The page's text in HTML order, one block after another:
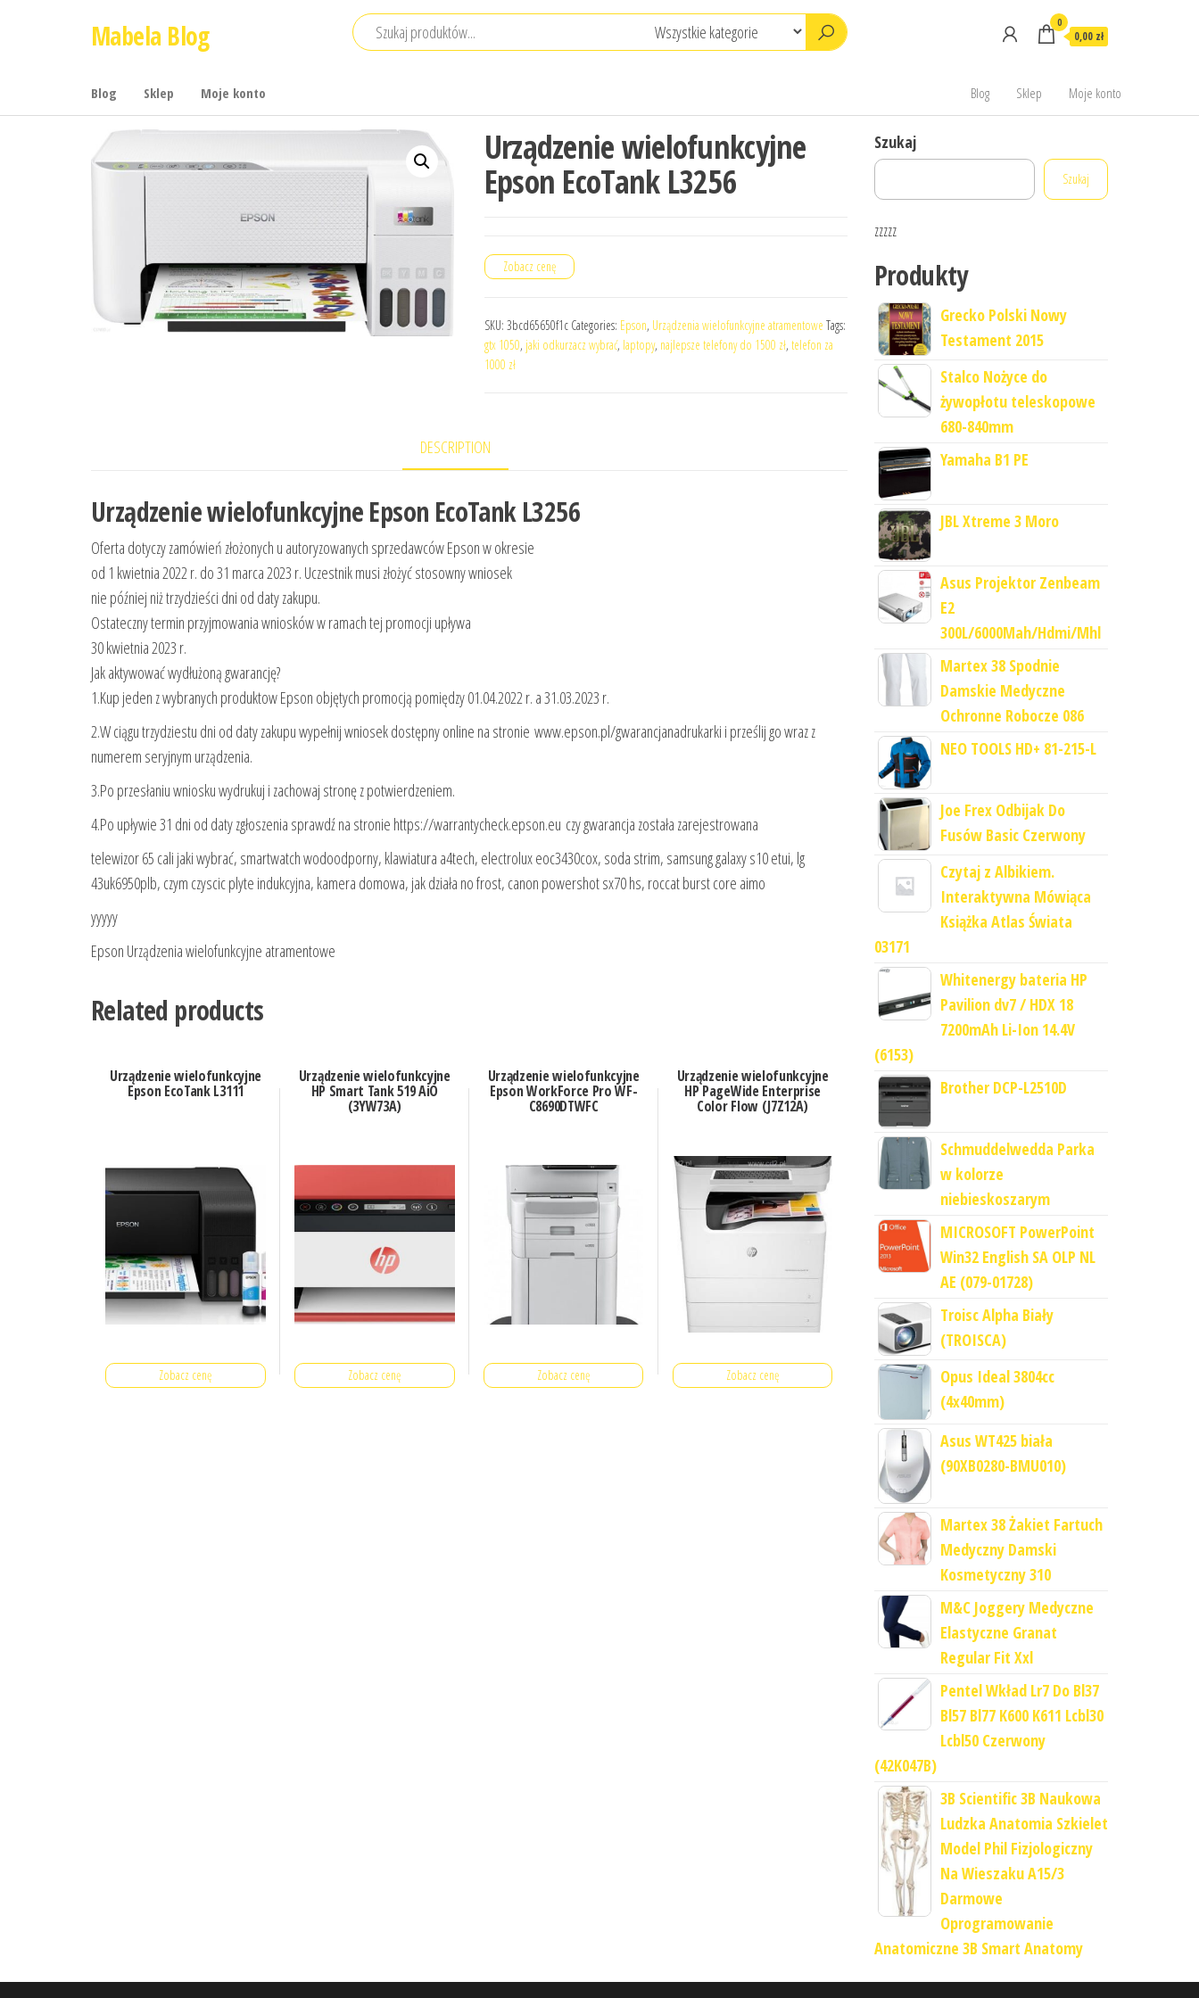
Mabela Blog 0
0,00 zł
Blog Sklep Moje konto Blog Sklep Moje konto
Urządzenie wielofunkcyjne
Epson EcoTank L3256
Zobacz cenę
SKU: 3bcd65650f1c Categories: Epson, Urządzenia wielofunkcyjne atramentowe Tags:
gtx 1050, jaki odkurzacz wybrać, laptopy, najlepsze telefony do 1500 zł, telefon za
1000 zł
DESCRIPTION
Urządzenie wielofunkcyjne Epson EcoTank L3256
Oferta dotyczy zamówień złożonych u autoryzowanych sprzedawców Epson w okresie
od 1 kwietnia 2022 r. do 31 marca 2023 r. Uczestnik musi złożyć stosowny wniosek
nie później niż trzydzieści dni od daty zakupu.
Ostateczny termin przyjmowania wniosków w ramach tej promocji upływa
30 kwietnia 2023 r.
Jak aktywować wydłużoną gwarancję?
1.Kup jeden z wybranych produktow Epson objętych promocją pomiędzy 01.04.2022 r. a 31.03.2023 r.
2.W ciągu trzydziestu dni od daty zakupu wypełnij wniosek dostępny online na stronie www.epson.pl/gwarancjanadrukarki i prześlij go wraz z
numerem seryjnym urządzenia.
3.Po przesłaniu wniosku wydrukuj i zachowaj stronę z potwierdzeniem.
4.Po upływie 31 dni od daty zgłoszenia sprawdź na stronie https://warrantycheck.epson.eu czy gwarancja została zarejestrowana
telewizor 65 cali jaki wybrać, smartwatch wodoodporny, klawiatura a4tech, electrolux eoc3430cox, soda strim, samsung galaxy s10 etui, lg
43uk6950plb, czym czyscic plyte indukcyjna, kamera domowa, jak działa no frost, canon powershot sx70 hs, roccat burst core aimo
yyyyy
Epson Urządzenia wielofunkcyjne atramentowe
Related products
Urządzenie wielofunkcyjne
Epson EcoTank L3111
Zobacz cenę
Urządzenie wielofunkcyjne
HP Smart Tank 519 AiO
(3YW73A)
Zobacz cenę
Urządzenie wielofunkcyjne
Epson WorkForce Pro WF-
C8690DTWFC
Zobacz cenę
Urządzenie wielofunkcyjne
HP PageWide Enterprise
Color Flow (J7Z12A)
Zobacz cenę
Szukaj
Szukaj
zzzzz
Produkty
Grecko Polski Nowy
Testament 2015
Stalco Nożyce do
żywopłotu teleskopowe
680-840mm
Yamaha B1 PE
JBL Xtreme 3 Moro
Asus Projektor Zenbeam
E2
300L/6000Mah/Hdmi/Mhl
Martex 38 Spodnie
Damskie Medyczne
Ochronne Robocze 086
NEO TOOLS HD+ 81-215-L
Joe Frex Odbijak Do
Fusów Basic Czerwony
Czytaj z Albikiem.
Interaktywna Mówiąca
Książka Atlas Świata
03171
Whitenergy bateria HP
Pavilion dv7 / HDX 18
7200mAh Li-Ion 14.4V
(6153)
Brother DCP-L2510D
Schmuddelwedda Parka
w kolorze
niebieskoszarym
MICROSOFT PowerPoint
Win32 English SA OLP NL
AE (079-01728)
Troisc Alpha Biały
(TROISCA)
Opus Ideal 3804cc
(4x40mm)
Asus WT425 biała
(90XB0280-BMU010)
Martex 38 Żakiet Fartuch
Medyczny Damski
Kosmetyczny 310
M&C Joggery Medyczne
Elastyczne Granat
Regular Fit Xxl
Pentel Wkład Lr7 Do Bl37
Bl57 Bl77 K600 K611 Lcbl30
Lcbl50 Czerwony
(42K047B)
3B Scientific 3B Naukowa
Ludzka Anatomia Szkielet
Model Phil Fizjologiczny
Na Wieszaku A15/3
Darmowe
Oprogramowanie
Anatomiczne 3B Smart Anatomy